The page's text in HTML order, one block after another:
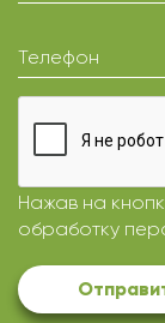
Телефон
Нажав на
обработку